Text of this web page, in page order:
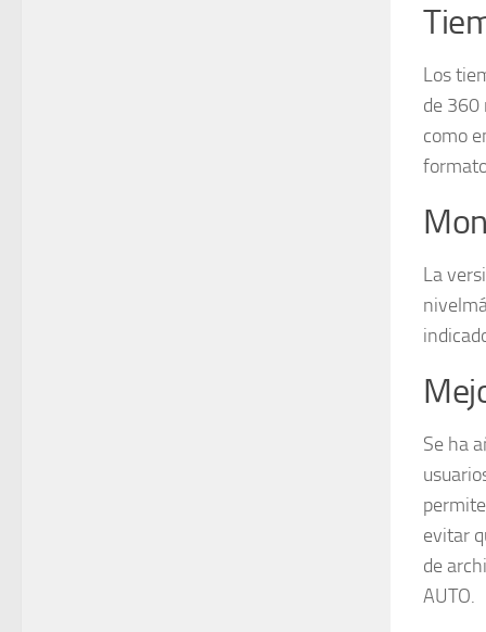
Los
de 360
como
La
Se ha
evitar
de
AUTO.